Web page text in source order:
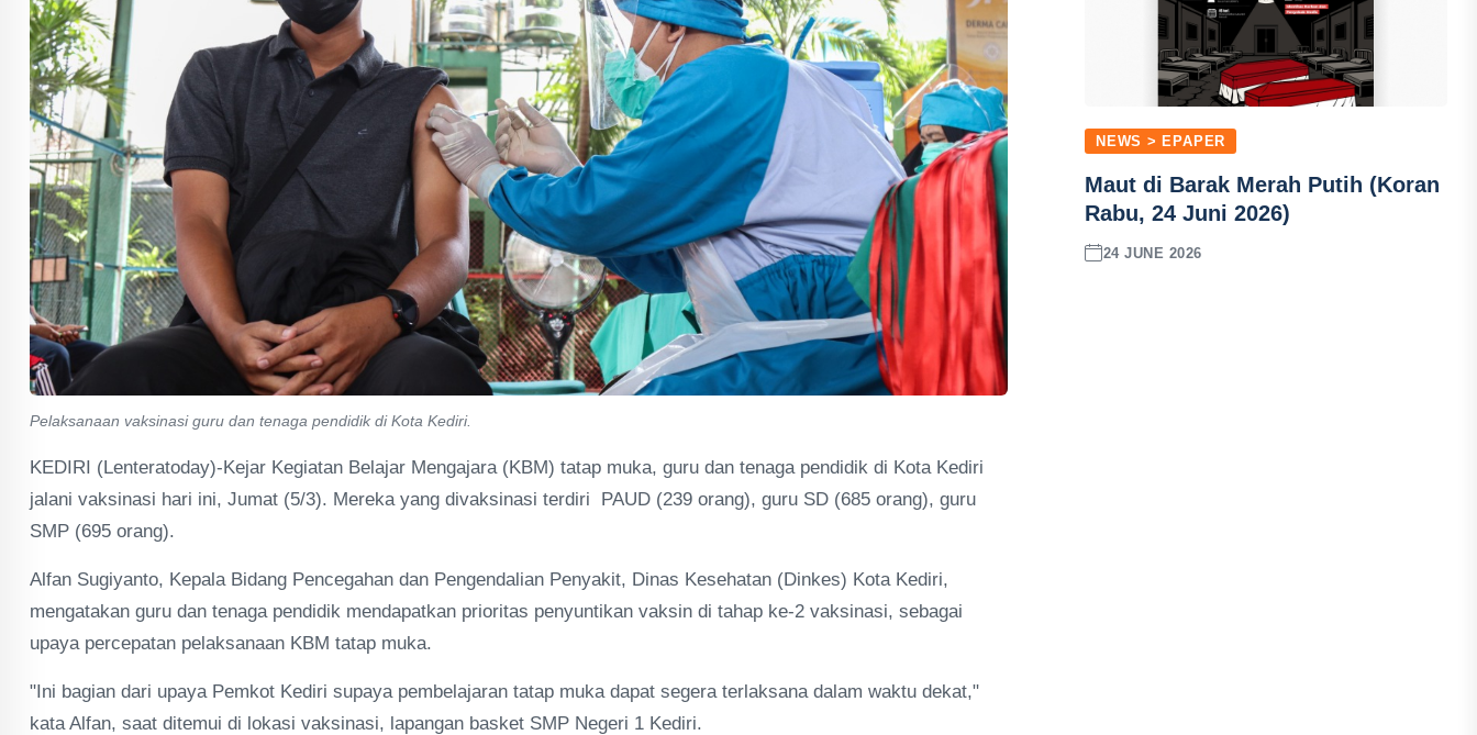
Pelaksanaan vaksinasi guru dan tenaga pendidik di Kota Kediri.
KEDIRI (Lenteratoday)-Kejar Kegiatan Belajar Mengajara (KBM) tatap muka, guru dan tenaga pendidik di Kota Kediri
jalani vaksinasi hari ini, Jumat (5/3). Mereka yang divaksinasi terdiri PAUD (239 orang), guru SD (685 orang), guru
SMP (695 orang).
Alfan Sugiyanto, Kepala Bidang Pencegahan dan Pengendalian Penyakit, Dinas Kesehatan (Dinkes) Kota Kediri,
mengatakan guru dan tenaga pendidik mendapatkan prioritas penyuntikan vaksin di tahap ke-2 vaksinasi, sebagai
upaya percepatan pelaksanaan KBM tatap muka.
"Ini bagian dari upaya Pemkot Kediri supaya pembelajaran tatap muka dapat segera terlaksana dalam waktu dekat,"
kata Alfan, saat ditemui di lokasi vaksinasi, lapangan basket SMP Negeri 1 Kediri.
NEWS > EPAPER
Maut di Barak Merah Putih (Koran
Rabu, 24 Juni 2026)
24 JUNE 2026